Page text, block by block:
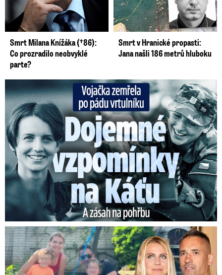
Smrt Milana Knížáka (†86):
Co prozradilo neobvyklé
parte?
Smrt v Hranické propasti:
Jana našli 186 metrů hluboku
Vojačka zemřela po pádu vrtulníku: Dojemné vzpomínky na ...
Plekanec a Šafářová o výchově dětí: Překvapivé přiznání